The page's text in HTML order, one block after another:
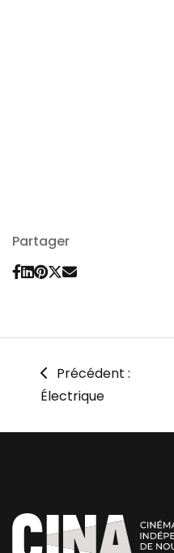
Partager
Précédent :
Électrique